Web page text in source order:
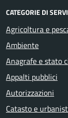
CATEGORIE DI
Agricoltura e
Ambiente
Anagrafe e stato
Appalti pubblici
Autorizzazioni
Catasto e